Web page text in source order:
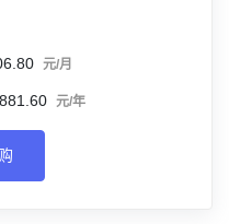
元/月
元/年